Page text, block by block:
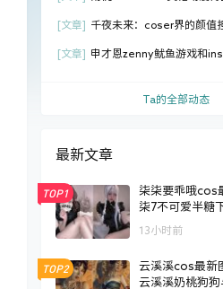
[文章] 千夜未来：coser界的颜值
[文章] 申才恩zenny鱿鱼游戏和
Ta的全部动态
最新文章
TOP1
柒柒要乖哦cos
柒7不可爱半糖
着[持续更新]
13小时前
TOP2
云溪溪cos最新
云溪溪奶桃狗狗